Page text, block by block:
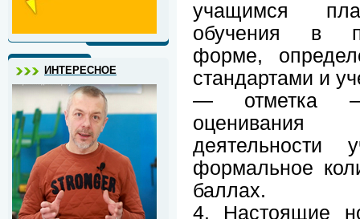
ИНТЕРЕСНОЕ
учащимся
обучения в
форме,
стандартами и
— отметка —
оценивания
деятельности
формальное
баллах.
4. Настоящие